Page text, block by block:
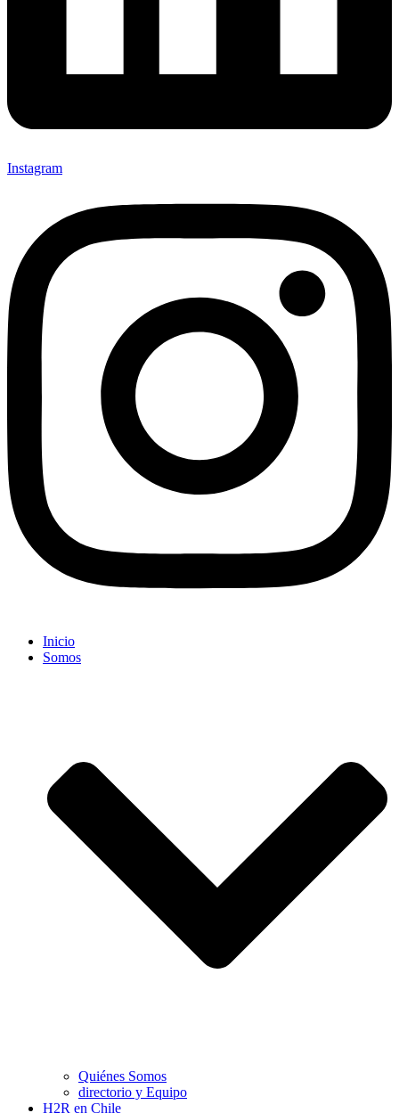
Instagram
Inicio
Somos
Quiénes Somos
directorio y Equipo
H2R en Chile